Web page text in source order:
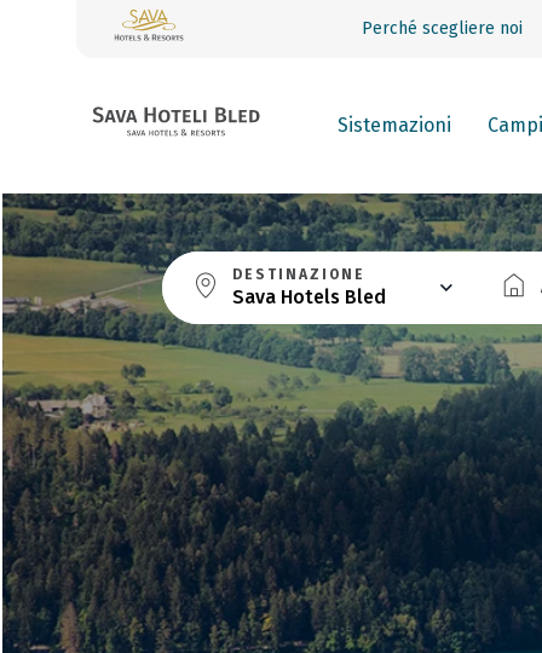
Perché scegliere noi
Sistemazioni
DESTINAZIONE
Sava Hotels Bled